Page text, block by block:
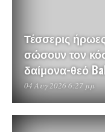
Τέσσερις
σώσουν τον
δαίμονα-θεό
04 Αυγ 2026 6:27 μμ